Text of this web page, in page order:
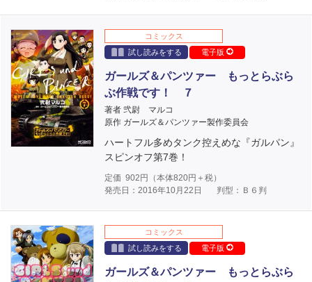
コミックス
試し読みをする
電子版
ガールズ＆パンツァー もっとらぶら
ぶ作戦です！ ７
著者 弐尉 マルコ
原作 ガールズ＆パンツァー製作委員会
ハートフル多めタンク控えめな『ガルパン』
スピンオフ第7巻！
定価 902 円（本体820円＋税）
発売日：2016年10月22日
判型：Ｂ６判
コミックス
試し読みをする
電子版
ガールズ＆パンツァー もっとらぶら